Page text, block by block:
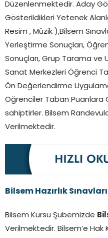
Düzenlenmektedir. Aday
Gösterildikleri Yetenek
Resim , Müzik ),Bilsem
Yerleştirme Sonuçları,
Sonuçları, Grup Tarama ve
Sanat Merkezleri Öğrenci
Ön Değerlendirme
Öğrenciler Taban Puanlara
sahiptirler. Bilsem
Verilmektedir.
Bilsem Hazırlık
Bilsem Kursu Şubemizde
Verilmektedir. Bilsem’e